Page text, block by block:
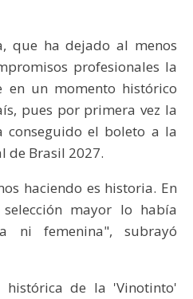
que ha dejado al menos
profesionales la
en un momento histórico
pues por primera vez la
conseguido el boleto a la
de Brasil 2027.
haciendo es historia. En
mayor lo había
ni femenina", subrayó
histórica de la 'Vinotinto'